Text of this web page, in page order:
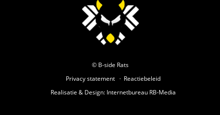
© B-side Rats
Privacy statement
Reactiebeleid
Realisatie & Design: Internetbureau RB-Media